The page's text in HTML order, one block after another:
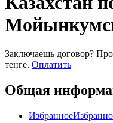
Заключаешь договор?
тенге. Оплатить
Общая
Избранное